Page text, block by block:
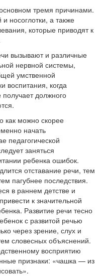
тремя причинами.
носоглотки, а также
которые приводят к
вызывают и различные
нервной системы,
умственной
воспитания, когда
должного
как можно скорее
начать
педагогической
заняться
ребенка ошибок.
отставание речи, тем
пагубнее последствия.
в раннем детстве и
к значительной
Развитие речи тесно
с развитой речью
через зрение, слух и
словесных объяснений.
восприятию
признаки: «чашка — из